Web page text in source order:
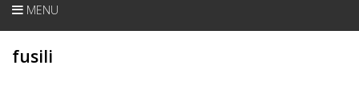
MENU
fusili